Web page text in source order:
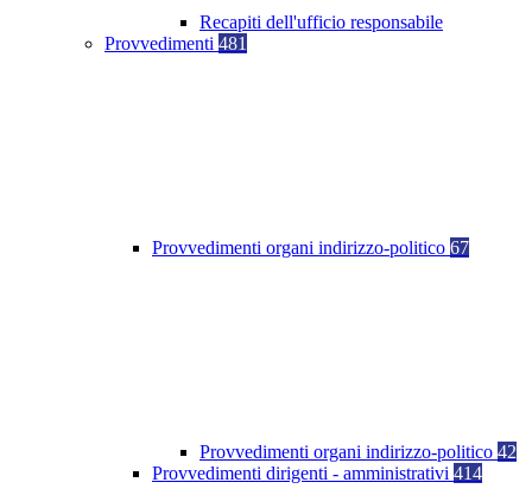
Recapiti dell'ufficio responsabile
Provvedimenti 481
Provvedimenti organi indirizzo-politico 67
Provvedimenti organi indirizzo-politico 42
Provvedimenti dirigenti - amministrativi 414